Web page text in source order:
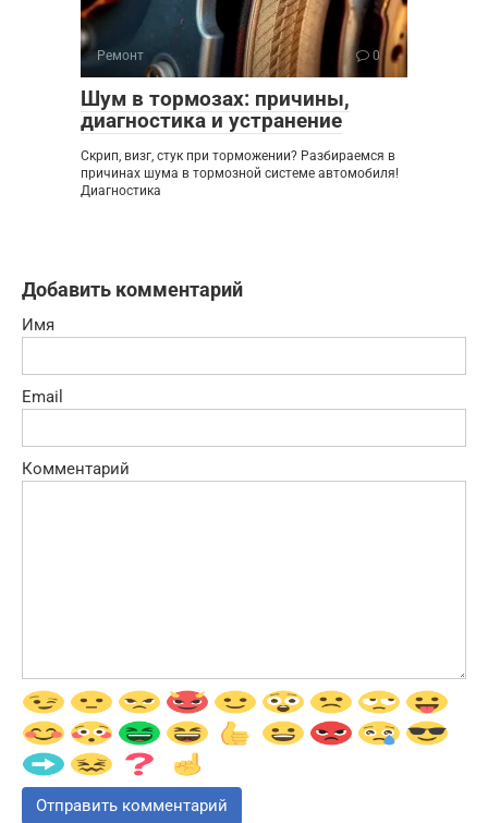
Ремонт 0
Шум в тормозах: причины,
диагностика и устранение
Скрип, визг, стук при торможении? Разбираемся в
причинах шума в тормозной системе автомобиля!
Диагностика
Добавить комментарий
Имя
Email
Комментарий